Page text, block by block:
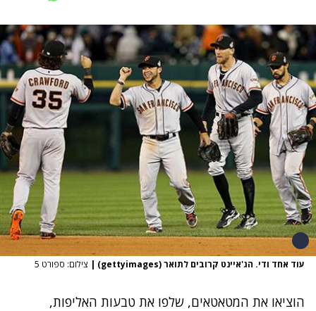
עוד אחד ודי. הג'איינט קרובים לתואר (gettyimages) | צילום: ספורט 5
הוציאו את המטאטאים, שלפו את טבעות האליפות,